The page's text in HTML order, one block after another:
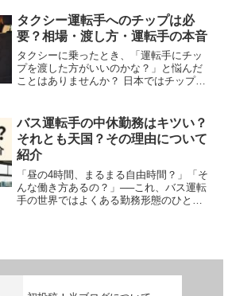
際にタクシー運転手として仕事をするう
えでいいことと悪いことを...
タクシー運転手へのチップは必
要？相場・渡し方・運転手の本音
タクシーに乗ったとき、「運転手にチッ
プを渡した方がいいのかな？」と悩んだ
ことはありませんか？ 日本ではチップの
うこともあります。 この記事では、タク
シー運転手へのチップ...
バス運転手の中休勤務はキツい？
それとも天国？その理由について
紹介
「昼の4時間、まるまる自由時間？」「そ
んな働き方あるの？」──これ、バス運転
手の世界ではよくある勤務形態のひと